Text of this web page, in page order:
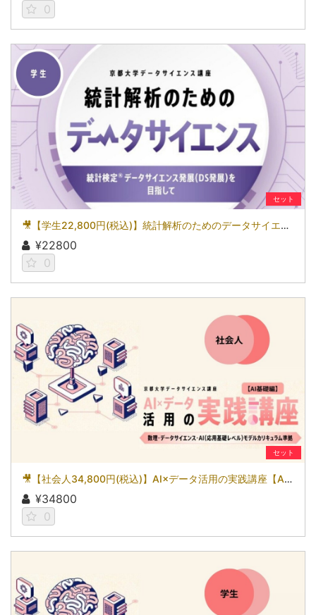
0
セット
🎥【学生22,800円(税込)】統計解析のためのデータサイエンス～統計検定(R)データサイエンス発展（DS発展）を目指して～［京都大学データサイエンス講座］（2026）
¥22800
0
セット
🎥【社会人34,800円(税込)】AI×データ活用の実践講座【AI基礎編】〜数理・データサイエンス・AI（応用基礎レベル）モデルカリキュラム準拠〜［京都大学データサイエンス講座］（2026）
¥34800
0